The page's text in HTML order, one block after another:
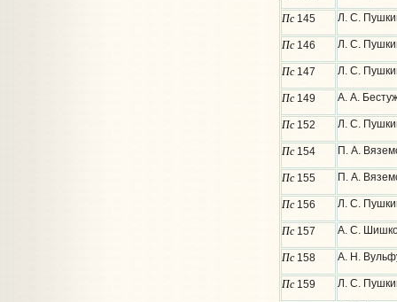
Пс 145 Л. С.
Пс 146 Л. С.
Пс 147 Л. С.
Пс 149 А. А.
Пс 152 Л. С.
Пс 154 П. А.
Пс 155 П. А.
Пс 156 Л. С.
Пс 157 А. С.
Пс 158 А. Н.
Пс 159 Л. С.